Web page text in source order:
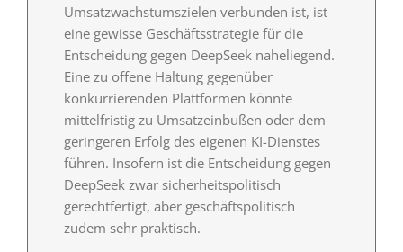
Umsatzwachstumszielen verbunden ist, ist
eine gewisse Geschäftsstrategie für die
Entscheidung gegen DeepSeek naheliegend.
Eine zu offene Haltung gegenüber
konkurrierenden Plattformen könnte
mittelfristig zu Umsatzeinbußen oder dem
geringeren Erfolg des eigenen KI-Dienstes
führen. Insofern ist die Entscheidung gegen
DeepSeek zwar sicherheitspolitisch
gerechtfertigt, aber geschäftspolitisch
zudem sehr praktisch.